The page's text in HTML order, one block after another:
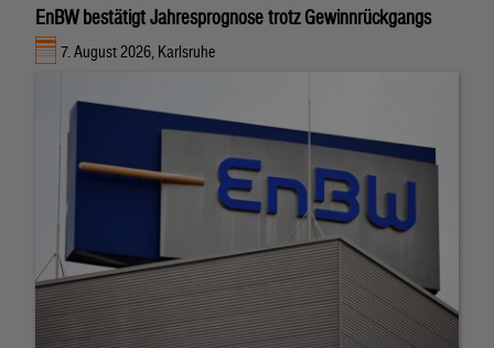
EnBW bestätigt Jahresprognose trotz Gewinnrückgangs
7. August 2026, Karlsruhe